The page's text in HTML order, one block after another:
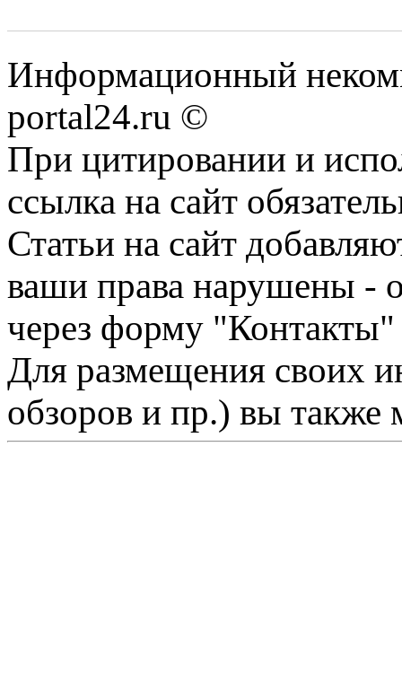
Информационный
portal24.ru ©
При цитировании и
ссылка на сайт
Статьи на сайт
ваши права нарушены -
через форму "Контакты"
Для размещения своих
обзоров и пр.) вы также